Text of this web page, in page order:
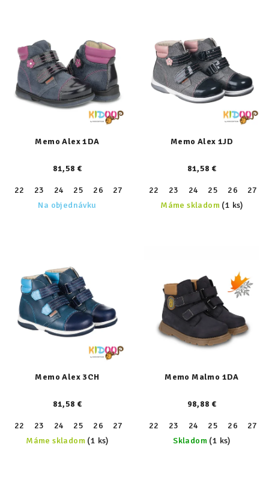
Memo Alex 1DA
81,58 €
22 23 24 25 26 27 29 30
31
Na objednávku
Memo Alex 1JD
81,58 €
22 23 24 25 26 27
Máme skladom (1 ks)
Memo Alex 3CH
81,58 €
22 23 24 25 26 27 29 30
31
Máme skladom (1 ks)
Memo Malmo 1DA
98,88 €
22 23 24 25 26 27
Skladom (1 ks)